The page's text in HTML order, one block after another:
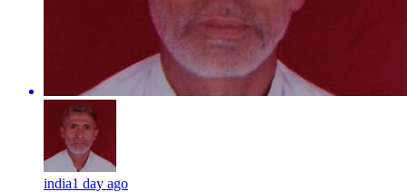
india1 day ago